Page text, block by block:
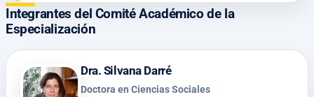
Integrantes del Comité Académico de la
Especialización
Dra. Silvana Darré
Doctora en Ciencias Sociales